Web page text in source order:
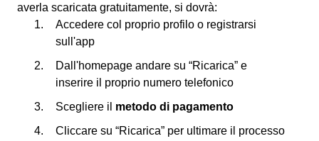
averla scaricata gratuitamente, si dovrà:
Accedere col proprio profilo o registrarsi
sull'app
Dall'homepage andare su “Ricarica” e
inserire il proprio numero telefonico
Scegliere il metodo di pagamento
Cliccare su “Ricarica” per ultimare il processo